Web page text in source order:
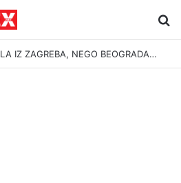
KOLONA NIJE KRENULA IZ ZAGREBA, NEGO BEOGRADA – NIKAKVI MITOVI NE MOGU PROMIJENITI ISTINU